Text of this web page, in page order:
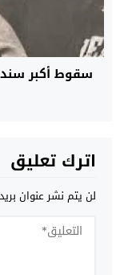
سقوط أكبر سند
اترك تعليق
لن يتم نشر عنوان